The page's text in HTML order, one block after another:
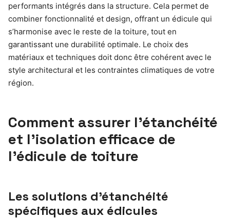
performants intégrés dans la structure. Cela permet de
combiner fonctionnalité et design, offrant un édicule qui
s’harmonise avec le reste de la toiture, tout en
garantissant une durabilité optimale. Le choix des
matériaux et techniques doit donc être cohérent avec le
style architectural et les contraintes climatiques de votre
région.
Comment assurer l’étanchéité
et l’isolation efficace de
l’édicule de toiture
Les solutions d’étanchéité
spécifiques aux édicules